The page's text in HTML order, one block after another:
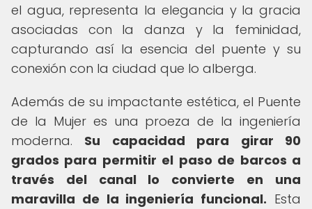
el agua, representa la elegancia y la gracia
asociadas con la danza y la feminidad,
capturando así la esencia del puente y su
conexión con la ciudad que lo alberga.
Además de su impactante estética, el Puente
de la Mujer es una proeza de la ingeniería
moderna. Su capacidad para girar 90
grados para permitir el paso de barcos a
través del canal lo convierte en una
maravilla de la ingeniería funcional. Esta